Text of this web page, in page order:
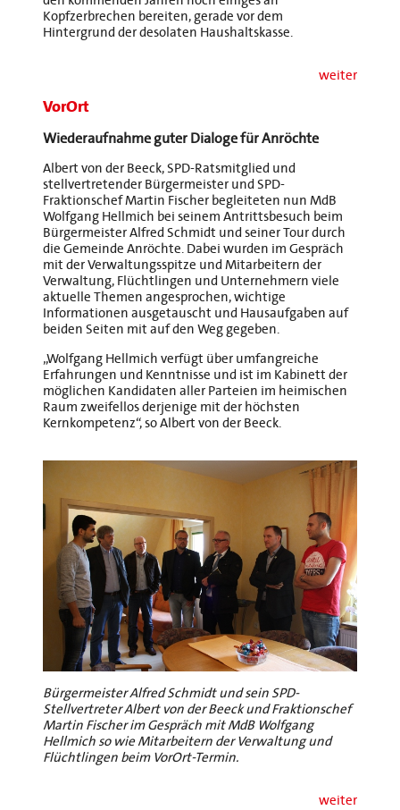
Kopfzerbrechen bereiten, gerade vor dem
Hintergrund der desolaten Haushaltskasse.
weiter
VorOrt
Wiederaufnahme guter Dialoge für Anröchte
Albert von der Beeck, SPD-Ratsmitglied und
stellvertretender Bürgermeister und SPD-
Fraktionschef Martin Fischer begleiteten nun MdB
Wolfgang Hellmich bei seinem Antrittsbesuch beim
Bürgermeister Alfred Schmidt und seiner Tour durch
die Gemeinde Anröchte. Dabei wurden im Gespräch
mit der Verwaltungsspitze und Mitarbeitern der
Verwaltung, Flüchtlingen und Unternehmern viele
aktuelle Themen angesprochen, wichtige
Informationen ausgetauscht und Hausaufgaben auf
beiden Seiten mit auf den Weg gegeben.
„Wolfgang Hellmich verfügt über umfangreiche
Erfahrungen und Kenntnisse und ist im Kabinett der
möglichen Kandidaten aller Parteien im heimischen
Raum zweifellos derjenige mit der höchsten
Kernkompetenz“, so Albert von der Beeck.
Bürgermeister Alfred Schmidt und sein SPD-
Stellvertreter Albert von der Beeck und Fraktionschef
Martin Fischer im Gespräch mit MdB Wolfgang
Hellmich so wie Mitarbeitern der Verwaltung und
Flüchtlingen beim VorOrt-Termin.
weiter